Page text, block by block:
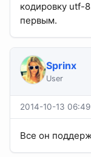
кодировку utf-
первым.
Sprinx
User
2014-10-13 06:49
Все он